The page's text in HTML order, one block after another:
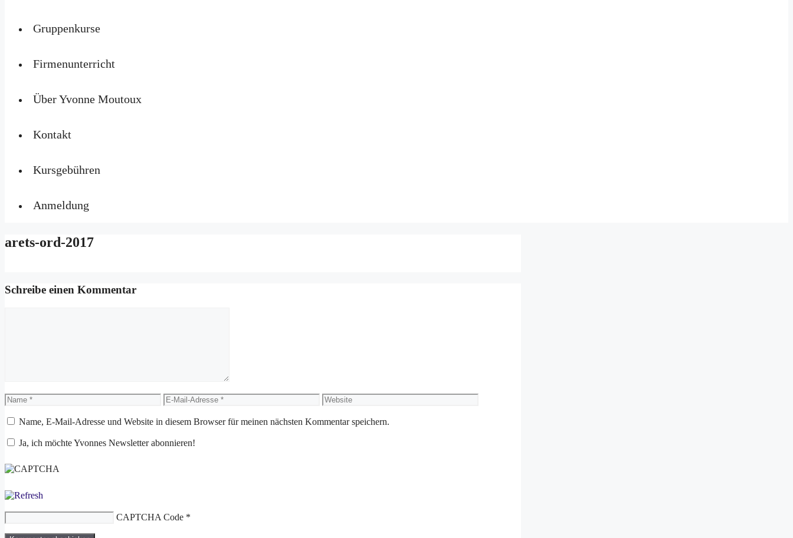
Gruppenkurse
Firmenunterricht
Über Yvonne Moutoux
Kontakt
Kursgebühren
Anmeldung
arets-ord-2017
Schreibe einen Kommentar
Name
E-
Mail-
Adresse
Website
Name, E-Mail-Adresse und Website in diesem Browser für meinen nächsten Kommentar speichern.
Ja, ich möchte Yvonnes Newsletter abonnieren!
CAPTCHA Code *